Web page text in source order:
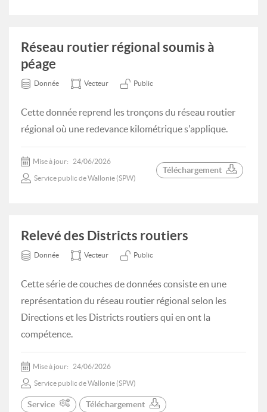
Réseau routier régional soumis à
péage
Donnée Vecteur Public
Cette donnée reprend les tronçons du réseau routier
régional où une redevance kilométrique s'applique.
Mise à jour: 24/06/2026
Service public de Wallonie (SPW)
Téléchargement
Relevé des Districts routiers
Donnée Vecteur Public
Cette série de couches de données consiste en une
représentation du réseau routier régional selon les
Directions et les Districts routiers qui en ont la
compétence.
Mise à jour: 24/06/2026
Service public de Wallonie (SPW)
Service Téléchargement